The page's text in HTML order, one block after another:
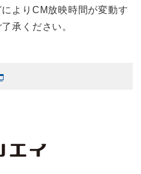
よりCM放映時間が変動す
承ください。